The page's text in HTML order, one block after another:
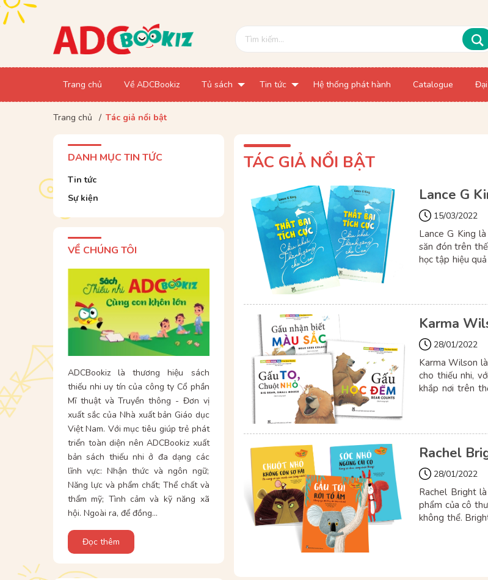
Trang chủ Về ADCBookiz Tủ sách Tin tức Hệ thống phát hành Catalogue
Trang chủ / Tác giả nổi bật
DANH MỤC TIN TỨC
Tin tức
Sự kiện
VỀ CHÚNG TÔI
ADCBookiz là thương hiệu sách
thiếu nhi uy tín của công ty Cổ phần
Mĩ thuật và Truyền thông - Đơn vị
xuất sắc của Nhà xuất bản Giáo dục
Việt Nam. Với mục tiêu giúp trẻ phát
triển toàn diện nên ADCBookiz xuất
bản sách thiếu nhi ở đa dạng các
lĩnh vực: Nhận thức và ngôn ngữ;
Năng lực và phẩm chất; Thể chất và
thẩm mỹ; Tình cảm và kỹ năng xã
hội. Ngoài ra, để đồng...
Đọc thêm
TÁC GIẢ NỔI BẬT
Lance G
15/03/2022
Lance G King
săn đón trên
học tập hiệu
Karma
28/01/2022
Karma Wilson
cho thiếu nhi,
khắp nơi trên
Rachel
28/01/2022
Rachel Bright
phẩm của cô
không thể.